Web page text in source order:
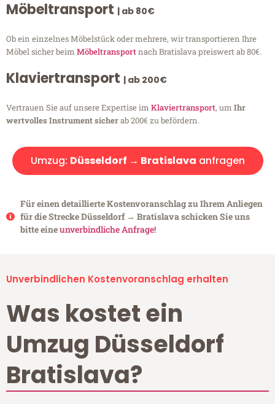
Möbeltransport | ab 80€
Ob ein einzelnes Möbelstück oder mehrere, wir transportieren Ihre
Möbel sicher beim Möbeltransportnach Bratislava preiswert ab 80€.
Klaviertransport | ab 200€
Vertrauen Sie auf unsere Expertise im Klaviertransport, um Ihr
wertvolles Instrument sicherab 200€ zu befördern.
Umzug: Düsseldorf → Bratislava anfragen
Für einen detaillierte Kostenvoranschlag zu Ihrem Anliegen
für die Strecke Düsseldorf → Bratislava schicken Sie uns
bitte eineunverbindliche Anfrage!
Unverbindlichen Kostenvoranschlag erhalten
Was kostet ein
Umzug Düsseldorf
Bratislava?